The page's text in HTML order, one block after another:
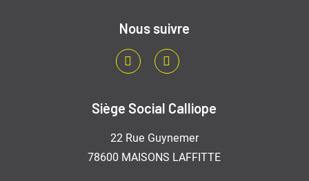
Nous suivre
LinkedInYoutube
Siège Social Calliope
22 Rue Guynemer
78600 MAISONS LAFFITTE